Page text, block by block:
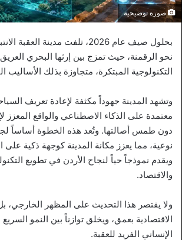
صورة توضيحية
بحلول صيف عام 2026، تلفت مدينة
نحو الرقمنة، حيث تمزج بين إرثها البحري
التكنولوجية المبتكرة، متجاوزة بذلك الأساليب
وتشهد المدينة جهوداً مكثفة لإعادة تعريف
معتمدة على الذكاء الاصطناعي والواقع المعزز
دون طمس أصالتها. وتُعد هذه الخطوة أساساً
نوعية، مما يعزز مكانة المدينة كوجهة ذكية على
ويقدم نموذجاً حياً لنجاح الأردن في تطويع
والاقتصاد.
ولا يقتصر هذا التحديث على المظهر الخارجي، بل
الاقتصادية بعمق، ويخلق توازناً بين النمو
الإنساني الفريد للعقبة.